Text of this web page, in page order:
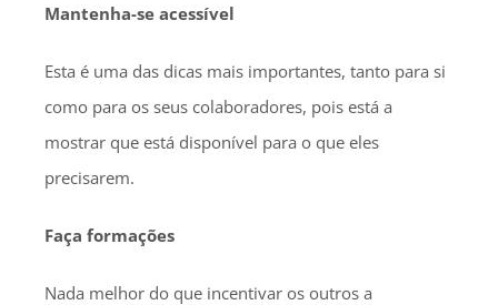
Mantenha-se acessível
Esta é uma das dicas mais importantes, tanto para si
como para os seus colaboradores, pois está a
mostrar que está disponível para o que eles
precisarem.
Faça formações
Nada melhor do que incentivar os outros a